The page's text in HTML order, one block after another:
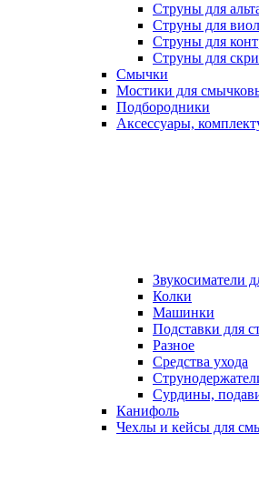
Струны для
Струны для
Струны для
Струны для
Смычки
Мостики для
Подбородники
Аксеcсуары,
Звукосиматели
Колки
Машинки
Подставки для
Разное
Средства ухода
Сурдины,
Канифоль
Чехлы и кейсы для